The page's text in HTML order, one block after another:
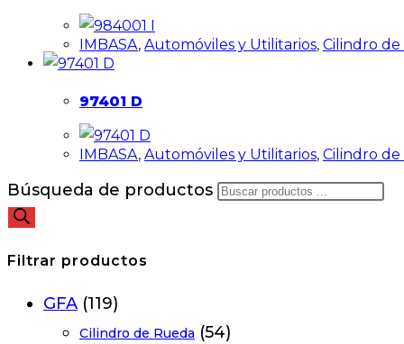
IMBASA, Automóviles y Utilitarios, Cilindro
97401 D
IMBASA, Automóviles y Utilitarios, Cilindro
Búsqueda de productos
Filtrar productos
GFA (119)
Cilindro de Rueda (54)